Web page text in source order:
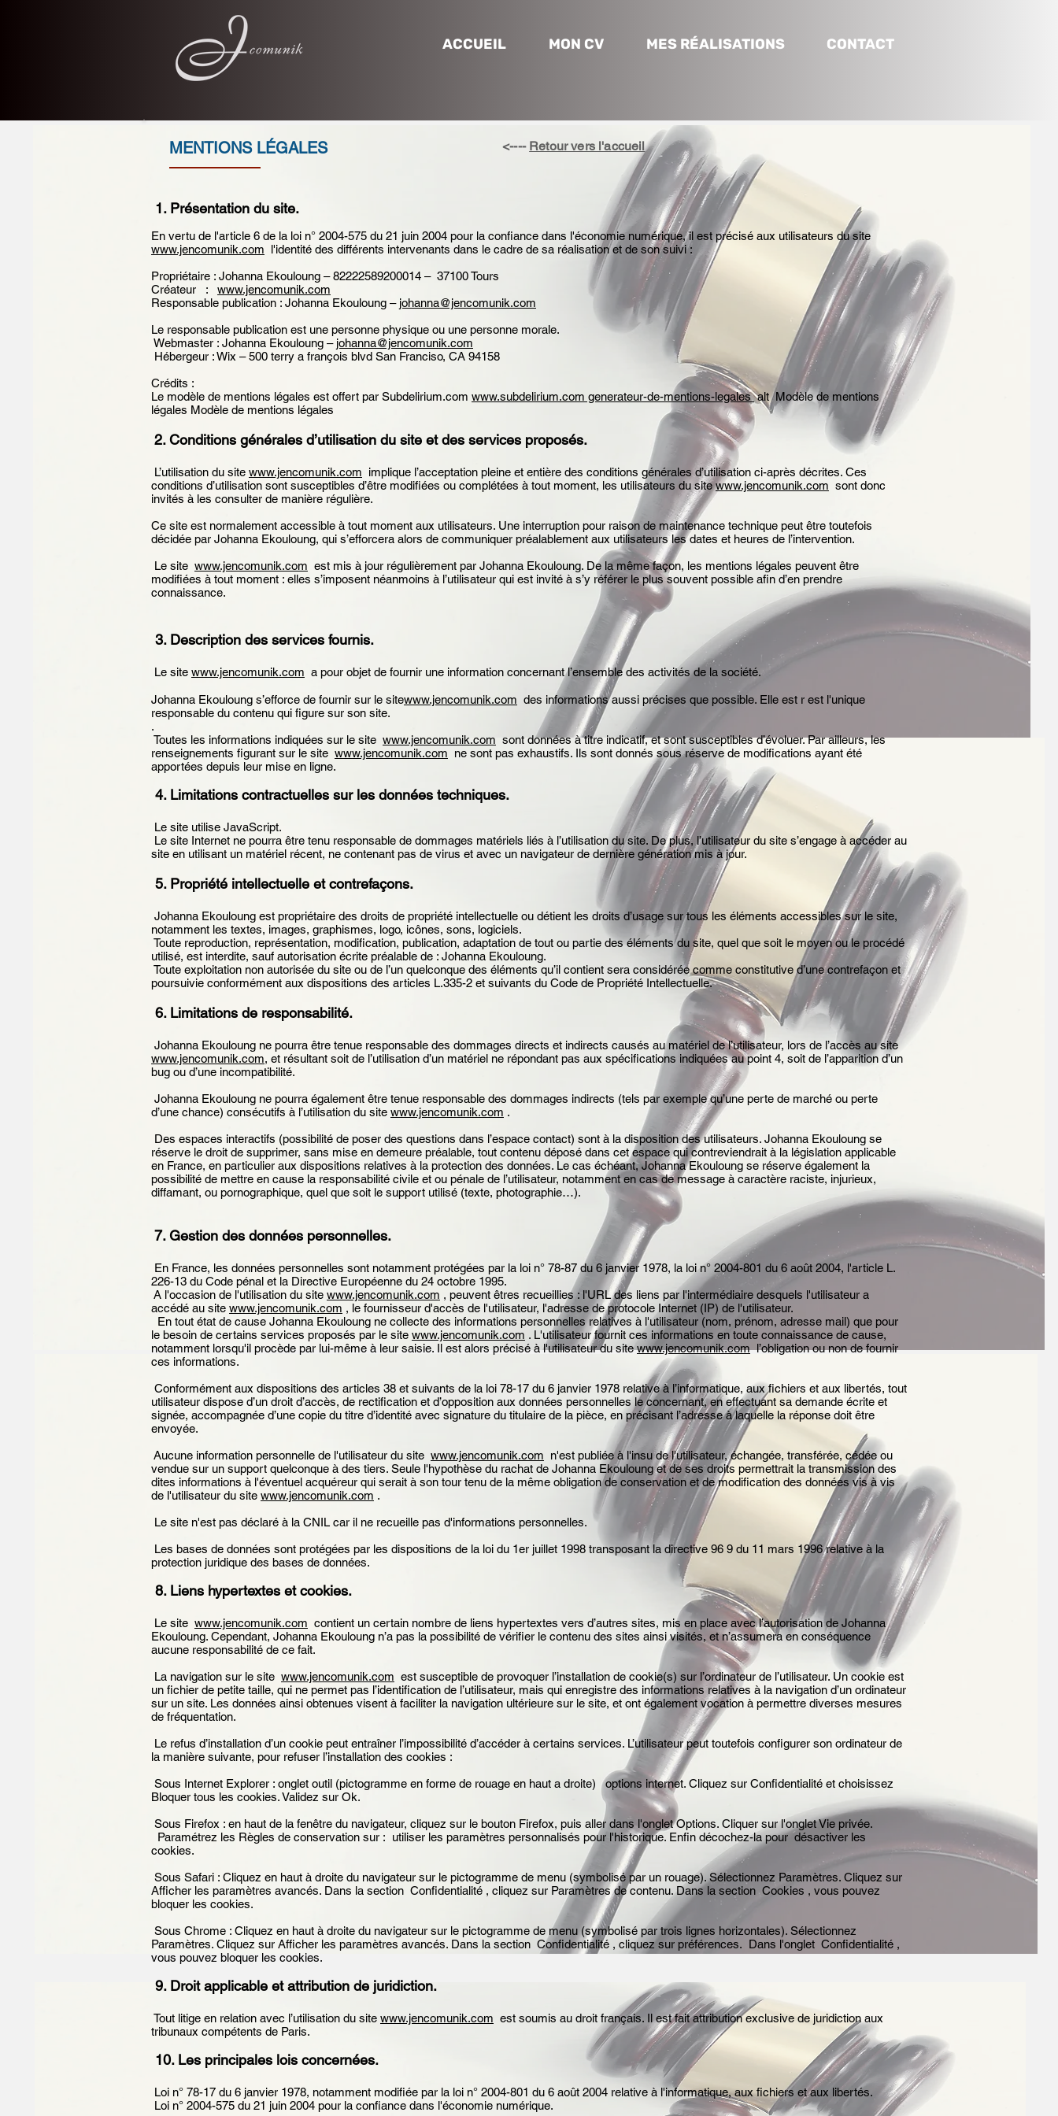
ACCUEIL MON CV MES RÉALISATIONS CONTACT
MENTIONS LÉGALES <---- Retour vers l'accueil
1. Présentation du site.
En vertu de l'article 6 de la loi n° 2004-575 du 21 juin 2004 pour la confiance dans l'économie numérique, il est précisé aux utilisateurs du site
www.jencomunik.com l'identité des différents intervenants dans le cadre de sa réalisation et de son suivi :
Propriétaire : Johanna Ekouloung – 82222589200014 – 37100 Tours
Créateur : www.jencomunik.com
Responsable publication : Johanna Ekouloung – johanna@jencomunik.com
Le responsable publication est une personne physique ou une personne morale.
Webmaster : Johanna Ekouloung – johanna@jencomunik.com
Hébergeur : Wix – 500 terry a françois blvd San Franciso, CA 94158
Crédits :
Le modèle de mentions légales est offert par Subdelirium.com www.subdelirium.com generateur-de-mentions-legalesalt Modèle de mentions
légales Modèle de mentions légales
2. Conditions générales d’utilisation du site et des services proposés.
L’utilisation du site www.jencomunik.com implique l’acceptation pleine et entière des conditions générales d’utilisation ci-après décrites. Ces
conditions d’utilisation sont susceptibles d’être modifiées ou complétées à tout moment, les utilisateurs du sitewww.jencomunik.com sont donc
invités à les consulter de manière régulière.
Ce site est normalement accessible à tout moment aux utilisateurs. Une interruption pour raison de maintenance technique peut être toutefois
décidée par Johanna Ekouloung, qui s’efforcera alors de communiquer préalablement aux utilisateurs les dates et heures de l’intervention.
Le site www.jencomunik.com est mis à jour régulièrement par Johanna Ekouloung. De la même façon, les mentions légales peuvent être
modifiées à tout moment : elles s’imposent néanmoins à l’utilisateur qui est invité à s’y référer le plus souvent possible afin d’en prendre
connaissance.
3. Description des services fournis.
Le site www.jencomunik.com a pour objet de fournir une information concernant l’ensemble des activités de la société.
Johanna Ekouloung s’efforce de fournir sur le sitewww.jencomunik.com des informations aussi précises que possible. Elle est r est l'unique
responsable du contenu qui figure sur son site.
.
Toutes les informations indiquées sur le site www.jencomunik.com sont données à titre indicatif, et sont susceptibles d’évoluer. Par ailleurs, les
renseignements figurant sur le site www.jencomunik.com ne sont pas exhaustifs. Ils sont donnés sous réserve de modifications ayant été
apportées depuis leur mise en ligne.
4. Limitations contractuelles sur les données techniques.
Le site utilise JavaScript.
Le site Internet ne pourra être tenu responsable de dommages matériels liés à l’utilisation du site. De plus, l’utilisateur du site s’engage à accéder au
site en utilisant un matériel récent, ne contenant pas de virus et avec un navigateur de dernière génération mis à jour.
5. Propriété intellectuelle et contrefaçons.
Johanna Ekouloung est propriétaire des droits de propriété intellectuelle ou détient les droits d’usage sur tous les éléments accessibles sur le site,
notamment les textes, images, graphismes, logo, icônes, sons, logiciels.
Toute reproduction, représentation, modification, publication, adaptation de tout ou partie des éléments du site, quel que soit le moyen ou le procédé
utilisé, est interdite, sauf autorisation écrite préalable de : Johanna Ekouloung.
Toute exploitation non autorisée du site ou de l’un quelconque des éléments qu’il contient sera considérée comme constitutive d’une contrefaçon et
poursuivie conformément aux dispositions des articles L.335-2 et suivants du Code de Propriété Intellectuelle.
6. Limitations de responsabilité.
Johanna Ekouloung ne pourra être tenue responsable des dommages directs et indirects causés au matériel de l’utilisateur, lors de l’accès au site
www.jencomunik.com, et résultant soit de l’utilisation d’un matériel ne répondant pas aux spécifications indiquées au point 4, soit de l’apparition d’un
bug ou d’une incompatibilité.
Johanna Ekouloung ne pourra également être tenue responsable des dommages indirects (tels par exemple qu’une perte de marché ou perte
d’une chance) consécutifs à l’utilisation du site www.jencomunik.com .
Des espaces interactifs (possibilité de poser des questions dans l’espace contact) sont à la disposition des utilisateurs. Johanna Ekouloung se
réserve le droit de supprimer, sans mise en demeure préalable, tout contenu déposé dans cet espace qui contreviendrait à la législation applicable
en France, en particulier aux dispositions relatives à la protection des données. Le cas échéant, Johanna Ekouloung se réserve également la
possibilité de mettre en cause la responsabilité civile et ou pénale de l’utilisateur, notamment en cas de message à caractère raciste, injurieux,
diffamant, ou pornographique, quel que soit le support utilisé (texte, photographie…).
7. Gestion des données personnelles.
En France, les données personnelles sont notamment protégées par la loi n° 78-87 du 6 janvier 1978, la loi n° 2004-801 du 6 août 2004, l'article L.
226-13 du Code pénal et la Directive Européenne du 24 octobre 1995.
A l'occasion de l'utilisation du site www.jencomunik.com , peuvent êtres recueillies : l'URL des liens par l'intermédiaire desquels l'utilisateur a
accédé au site www.jencomunik.com , le fournisseur d'accès de l'utilisateur, l'adresse de protocole Internet (IP) de l'utilisateur.
En tout état de cause Johanna Ekouloung ne collecte des informations personnelles relatives à l'utilisateur (nom, prénom, adresse mail) que pour
le besoin de certains services proposés par le site www.jencomunik.com . L'utilisateur fournit ces informations en toute connaissance de cause,
notamment lorsqu'il procède par lui-même à leur saisie. Il est alors précisé à l'utilisateur du sitewww.jencomunik.coml’obligation ou non de fournir
ces informations.
Conformément aux dispositions des articles 38 et suivants de la loi 78-17 du 6 janvier 1978 relative à l’informatique, aux fichiers et aux libertés, tout
utilisateur dispose d’un droit d’accès, de rectification et d’opposition aux données personnelles le concernant, en effectuant sa demande écrite et
signée, accompagnée d’une copie du titre d’identité avec signature du titulaire de la pièce, en précisant l’adresse à laquelle la réponse doit être
envoyée.
Aucune information personnelle de l'utilisateur du site www.jencomunik.com n'est publiée à l'insu de l'utilisateur, échangée, transférée, cédée ou
vendue sur un support quelconque à des tiers. Seule l'hypothèse du rachat de Johanna Ekouloung et de ses droits permettrait la transmission des
dites informations à l'éventuel acquéreur qui serait à son tour tenu de la même obligation de conservation et de modification des données vis à vis
de l'utilisateur du site www.jencomunik.com .
Le site n'est pas déclaré à la CNIL car il ne recueille pas d'informations personnelles.
Les bases de données sont protégées par les dispositions de la loi du 1er juillet 1998 transposant la directive 96 9 du 11 mars 1996 relative à la
protection juridique des bases de données.
8. Liens hypertextes et cookies.
Le site www.jencomunik.com contient un certain nombre de liens hypertextes vers d’autres sites, mis en place avec l’autorisation de Johanna
Ekouloung. Cependant, Johanna Ekouloung n’a pas la possibilité de vérifier le contenu des sites ainsi visités, et n’assumera en conséquence
aucune responsabilité de ce fait.
La navigation sur le site www.jencomunik.com est susceptible de provoquer l’installation de cookie(s) sur l’ordinateur de l’utilisateur. Un cookie est
un fichier de petite taille, qui ne permet pas l’identification de l’utilisateur, mais qui enregistre des informations relatives à la navigation d’un ordinateur
sur un site. Les données ainsi obtenues visent à faciliter la navigation ultérieure sur le site, et ont également vocation à permettre diverses mesures
de fréquentation.
Le refus d’installation d’un cookie peut entraîner l’impossibilité d’accéder à certains services. L’utilisateur peut toutefois configurer son ordinateur de
la manière suivante, pour refuser l’installation des cookies :
Sous Internet Explorer : onglet outil (pictogramme en forme de rouage en haut a droite) options internet. Cliquez sur Confidentialité et choisissez
Bloquer tous les cookies. Validez sur Ok.
Sous Firefox : en haut de la fenêtre du navigateur, cliquez sur le bouton Firefox, puis aller dans l'onglet Options. Cliquer sur l'onglet Vie privée.
Paramétrez les Règles de conservation sur : utiliser les paramètres personnalisés pour l'historique. Enfin décochez-la pour désactiver les
cookies.
Sous Safari : Cliquez en haut à droite du navigateur sur le pictogramme de menu (symbolisé par un rouage). Sélectionnez Paramètres. Cliquez sur
Afficher les paramètres avancés. Dans la section Confidentialité , cliquez sur Paramètres de contenu. Dans la section Cookies , vous pouvez
bloquer les cookies.
Sous Chrome : Cliquez en haut à droite du navigateur sur le pictogramme de menu (symbolisé par trois lignes horizontales). Sélectionnez
Paramètres. Cliquez sur Afficher les paramètres avancés. Dans la section Confidentialité , cliquez sur préférences. Dans l'onglet Confidentialité ,
vous pouvez bloquer les cookies.
9. Droit applicable et attribution de juridiction.
Tout litige en relation avec l’utilisation du site www.jencomunik.com est soumis au droit français. Il est fait attribution exclusive de juridiction aux
tribunaux compétents de Paris.
10. Les principales lois concernées.
Loi n° 78-17 du 6 janvier 1978, notamment modifiée par la loi n° 2004-801 du 6 août 2004 relative à l'informatique, aux fichiers et aux libertés.
Loi n° 2004-575 du 21 juin 2004 pour la confiance dans l'économie numérique.